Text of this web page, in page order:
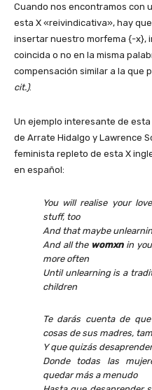
Cuando nos encontramos con
esta X «reivindicativa», hay
insertar nuestro morfema {-x},
coincida o no en la misma
compensación similar a la que
cit.).
Un ejemplo interesante de
de Arrate Hidalgo y Lawrence
feminista repleto de esta X
en español:
You will realise your
stuff, too
And that maybe
And all the womxnin
more often
Until unlearningis a
children
Te darás cuenta de
cosas de sus madres,
Y que quizás desaprender
Donde todas las
quedar más a menudo